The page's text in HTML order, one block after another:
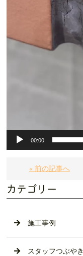
00:00
« 前の記事へ
カテゴリー
施工事例
スタッフつぶやき